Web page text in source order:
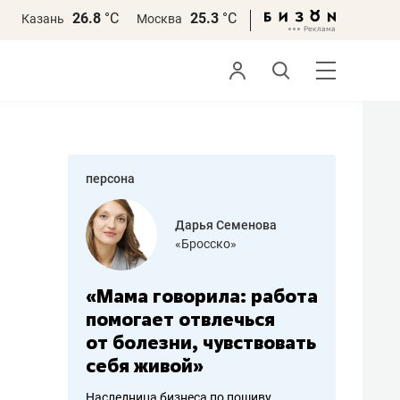
Казань 26.8 °С Москва 25.3 °С
персона
Дарья Семенова
«Бросско»
«Мама говорила: работа
помогает отвлечься
от болезни, чувствовать
себя живой»